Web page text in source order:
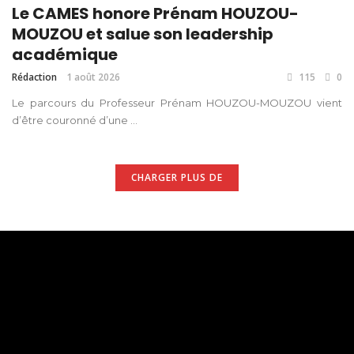
Le CAMES honore Prénam HOUZOU-
MOUZOU et salue son leadership
académique
Rédaction 1 août 2026 115 0
Le parcours du Professeur Prénam HOUZOU-MOUZOU vient
d’être couronné d’une ...
CHARGER PLUS DE